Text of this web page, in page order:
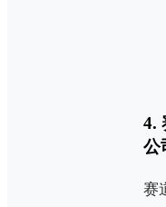
4.
公
赛